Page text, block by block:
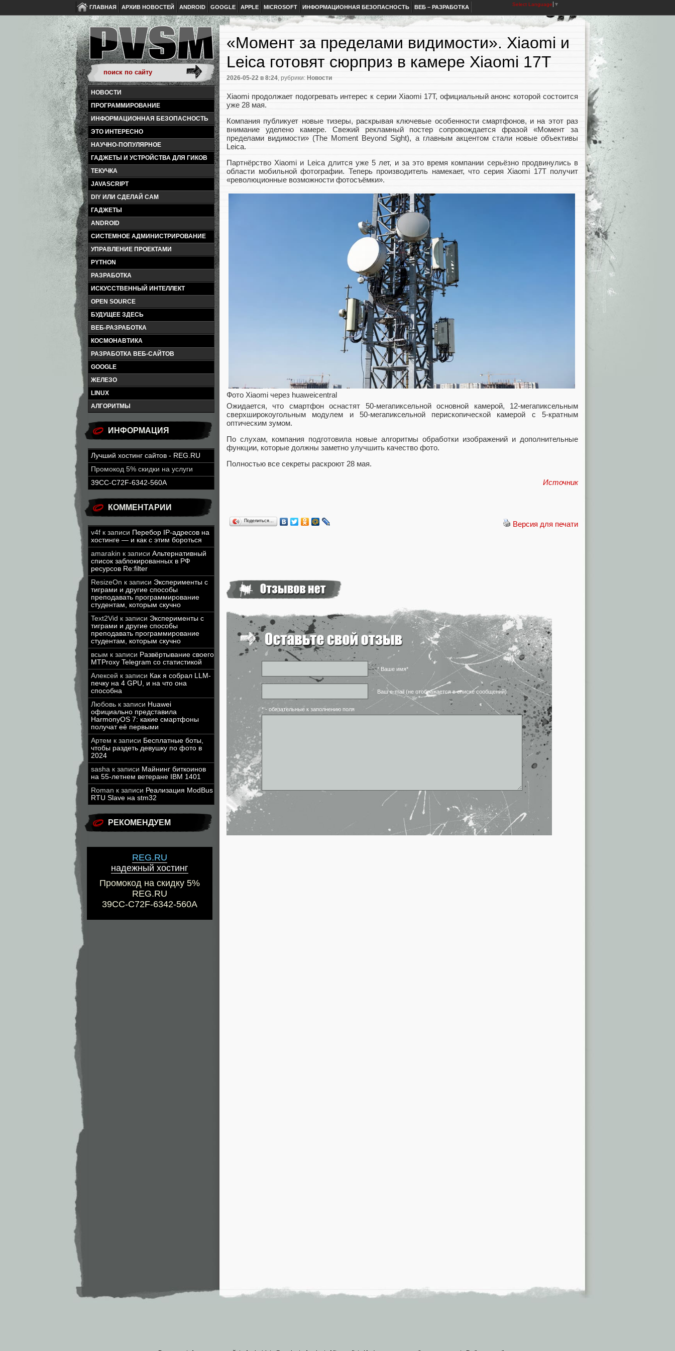
ГЛАВНАЯ АРХИВ НОВОСТЕЙ ANDROID GOOGLE APPLE MICROSOFT ИНФОРМАЦИОННАЯ БЕЗОПАСНОСТЬ ВЕБ – РАЗРАБОТКА Select Language ▼
НОВОСТИ
ПРОГРАММИРОВАНИЕ
ИНФОРМАЦИОННАЯ БЕЗОПАСНОСТЬ
ЭТО ИНТЕРЕСНО
НАУЧНО-ПОПУЛЯРНОЕ
ГАДЖЕТЫ И УСТРОЙСТВА ДЛЯ ГИКОВ
ТЕКУЧКА
JAVASCRIPT
DIY ИЛИ СДЕЛАЙ САМ
ГАДЖЕТЫ
ANDROID
СИСТЕМНОЕ АДМИНИСТРИРОВАНИЕ
УПРАВЛЕНИЕ ПРОЕКТАМИ
PYTHON
РАЗРАБОТКА
ИСКУССТВЕННЫЙ ИНТЕЛЛЕКТ
OPEN SOURCE
БУДУЩЕЕ ЗДЕСЬ
ВЕБ-РАЗРАБОТКА
КОСМОНАВТИКА
РАЗРАБОТКА ВЕБ-САЙТОВ
GOOGLE
ЖЕЛЕЗО
LINUX
АЛГОРИТМЫ
ИНФОРМАЦИЯ
Лучший хостинг сайтов - REG.RU
Промокод 5% скидки на услуги
39CC-C72F-6342-560A
КОММЕНТАРИИ
v4f к записи Перебор IP-адресов на
хостинге — и как с этим бороться
amarakin к записи Альтернативный
список заблокированных в РФ
ресурсов Re:filter
ResizeOn к записи Эксперименты с
тиграми и другие способы
преподавать программирование
студентам, которым скучно
Text2Vid к записи Эксперименты с
тиграми и другие способы
преподавать программирование
студентам, которым скучно
всым к записи Развёртывание своего
MTProxy Telegram со статистикой
Алексей к записи Как я собрал LLM-
печку на 4 GPU, и на что она
способна
Любовь к записи Huawei
официально представила
HarmonyOS 7: какие смартфоны
получат её первыми
Артем к записи Бесплатные боты,
чтобы раздеть девушку по фото в
2024
sasha к записи Майнинг биткоинов
на 55-летнем ветеране IBM 1401
Roman к записи Реализация ModBus
RTU Slave на stm32
РЕКОМЕНДУЕМ
REG.RU
надежный хостинг
Промокод на скидку 5%
REG.RU
39CC-C72F-6342-560A
«Момент за пределами видимости». Xiaomi и
Leica готовят сюрприз в камере Xiaomi 17T
2026-05-22 в 8:24, рубрики: Новости
Xiaomi продолжает подогревать интерес к серии Xiaomi 17T, официальный анонс которой состоится
уже 28 мая.
Компания публикует новые тизеры, раскрывая ключевые особенности смартфонов, и на этот раз
внимание уделено камере. Свежий рекламный постер сопровождается фразой «Момент за
пределами видимости» (The Moment Beyond Sight), а главным акцентом стали новые объективы
Leica.
Партнёрство Xiaomi и Leica длится уже 5 лет, и за это время компании серьёзно продвинулись в
области мобильной фотографии. Теперь производитель намекает, что серия Xiaomi 17T получит
«революционные возможности фотосъёмки».
Фото Xiaomi через huaweicentral
Ожидается, что смартфон оснастят 50-мегапиксельной основной камерой, 12-мегапиксельным
сверхширокоугольным модулем и 50-мегапиксельной перископической камерой с 5-кратным
оптическим зумом.
По слухам, компания подготовила новые алгоритмы обработки изображений и дополнительные
функции, которые должны заметно улучшить качество фото.
Полностью все секреты раскроют 28 мая.
Источник
Версия для печати
Поделиться…
* Ваше имя*
Ваш e-mail (не отображается в списке сообщений)
* - обязательные к заполнению поля